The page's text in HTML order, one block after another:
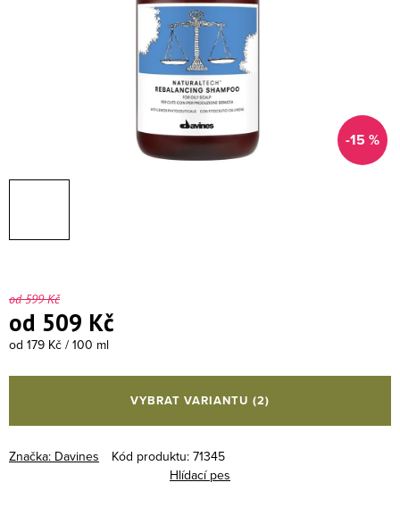
-15 %
od 599 Kč
od 509 Kč
Měrná cena:
od 179 Kč / 100 ml
VYBRAT VARIANTU (2)
Značka: Davines Kód produktu: 71345
Hlídací pes